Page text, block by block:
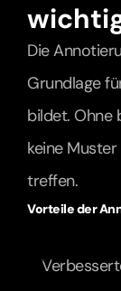
Die
Grundlage
bildet. Ohne
keine
treffen.
Vorteile der